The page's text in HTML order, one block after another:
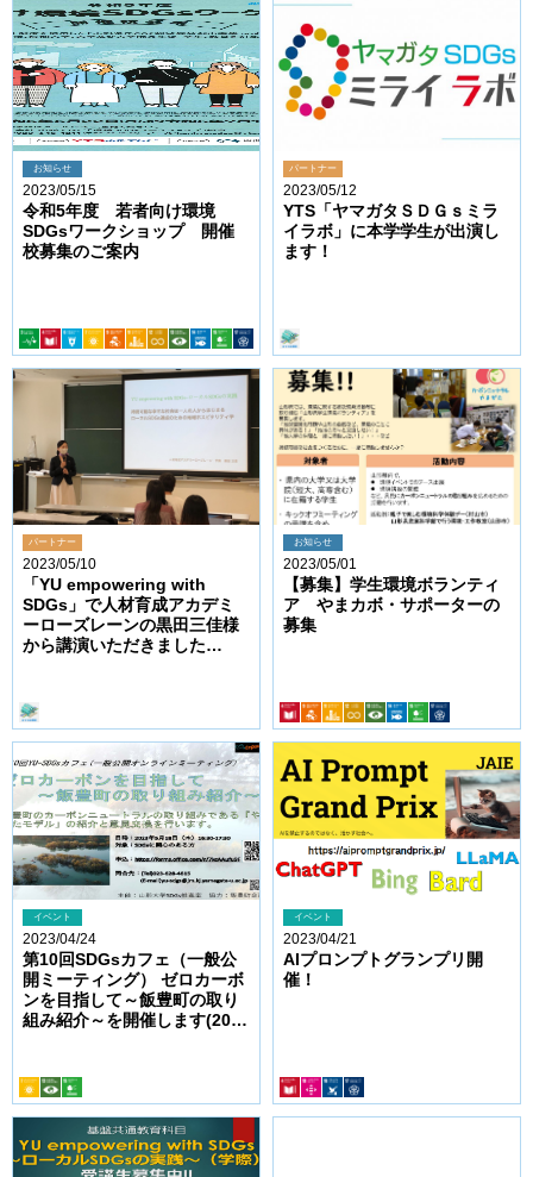
お知らせ
2023/05/15
令和5年度 若者向け環境
SDGsワークショップ 開催
校募集のご案内
パートナー
2023/05/12
YTS「ヤマガタＳＤＧｓミラ
イラボ」に本学学生が出演し
ます！
パートナー
2023/05/10
「YU empowering with
SDGs」で人材育成アカデミ
ーローズレーンの黒田三佳様
から講演いただきました
お知らせ
2023/05/01
【募集】学生環境ボランティ
ア やまカボ・サポーターの
募集
イベント
2023/04/24
第10回SDGsカフェ（一般公
開ミーティング） ゼロカーボ
ンを目指して～飯豊町の取り
組み紹介～を開催します(2023
イベント
2023/04/21
AIプロンプトグランプリ開
催！